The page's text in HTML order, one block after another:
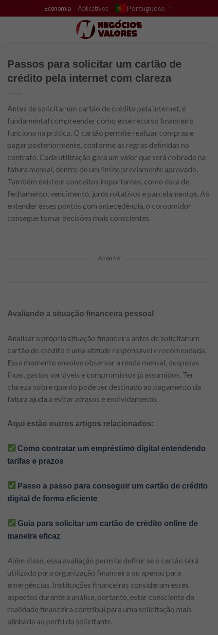
to
Economia Aplicativos Portuguese ▼
Passos para solicitar um cartão de
crédito pela internet com clareza
Antes de solicitar um cartão de crédito pela internet, é
fundamental compreender como esse recurso financeiro
funciona na prática. O cartão permite realizar compras e
pagar posteriormente, conforme as regras definidas no
contrato. Cada utilização gera um valor que será cobrado na
fatura mensal, dentro de um limite previamente aprovado.
Também existem conceitos importantes, como data de
fechamento, vencimento, juros rotativos e parcelamentos. Ao
entender esses pontos com antecedência, o consumidor
consegue tomar decisões mais conscientes.
Anúncio
Avaliando a situação financeira pessoal
Analisar a própria situação financeira antes de solicitar um
cartão de crédito é uma atitude responsável e recomendada.
Esse momento envolve observar a renda mensal, despesas
fixas, gastos variáveis e compromissos já assumidos. Ter
clareza sobre quanto pode ser destinado ao pagamento da
fatura ajuda a evitar atrasos e endividamento.
Aqui estão outros artigos relacionados:
Como contratar um empréstimo digital entendendo
tarifas e prazos
Passo a passo para conseguir um cartão de crédito
digital de forma eficiente
Guia para solicitar um cartão de crédito online de
maneira eficaz
Além disso, essa avaliação permite definir se o cartão será
utilizado para organização financeira ou apenas para
emergências. Instituições financeiras consideram esses
aspectos durante a análise, portanto, estar consciente da
realidade financeira contribui para uma solicitação mais
alinhada ao perfil do solicitante.